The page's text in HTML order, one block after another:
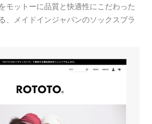
モットーに品質と快適性にこだわった
、メイドインジャパンのソックスブラ